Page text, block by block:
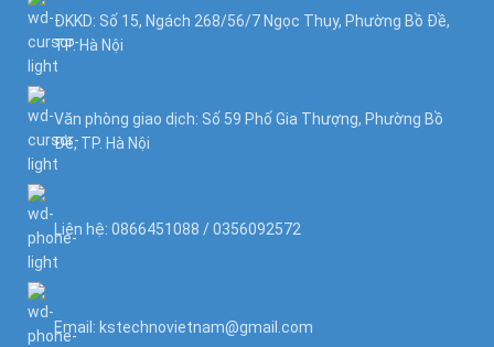
ĐKKD: Số 15, Ngách 268/56/7 Ngọc Thụy, Phường Bồ Đề,
TP. Hà Nội
Văn phòng giao dịch: Số 59 Phố Gia Thượng, Phường Bồ
Đề, TP. Hà Nội
Liên hệ: 0866451088 / 0356092572
Email: kstechnovietnam@gmail.com